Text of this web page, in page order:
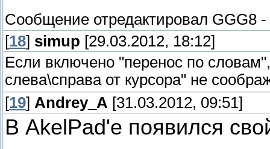
Сообщение отредактировал GGG8 -
[18] simup [29.03.2012, 18:12]
Если включено "перенос по
слева\справа от курсора" не
[19] Andrey_A [31.03.2012, 09:51]
В AkelPad'e появился